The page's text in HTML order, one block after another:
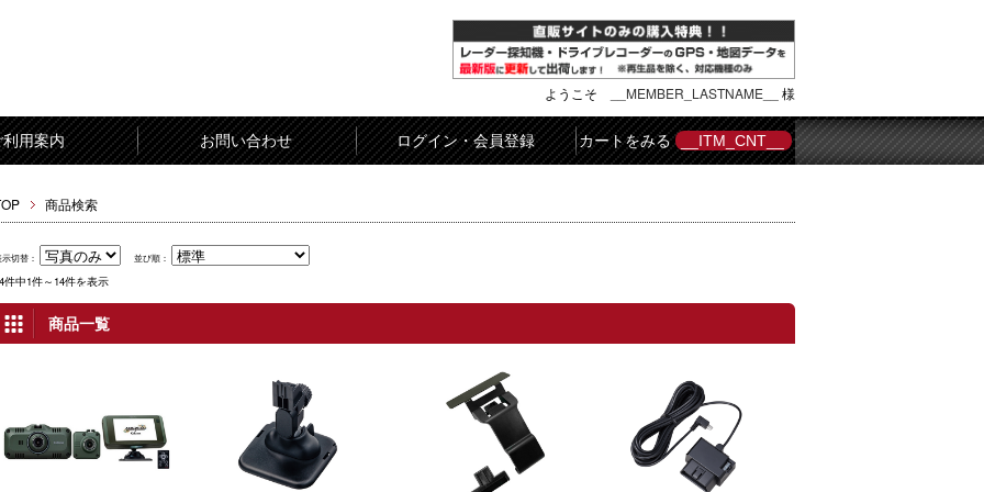
ようこそ __MEMBER_LASTNAME__ 様
利用案内 お問い合わせ ログイン・会員登録 カートをみる __ITM_CNT__
商品検索
切替： 並び順：
件中1件～14件を表示
商品一覧